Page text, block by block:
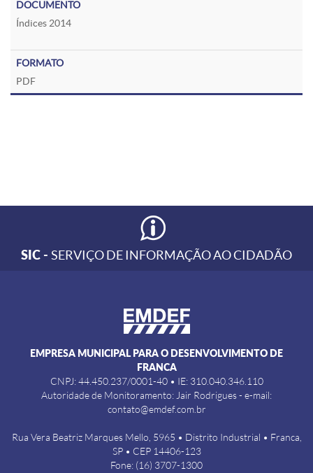
Índices 2014
PDF
SIC - SERVIÇO DE INFORMAÇÃO AO CIDADÃO
EMPRESA MUNICIPAL PARA O DESENVOLVIMENTO DE
FRANCA
CNPJ: 44.450.237/0001-40 • IE: 310.040.346.110
Autoridade de Monitoramento: Jair Rodrigues - e-mail:
contato@emdef.com.br
Rua Vera Beatriz Marques Mello, 5965 • Distrito Industrial • Franca,
SP • CEP 14406-123
Fone: (16) 3707-1300